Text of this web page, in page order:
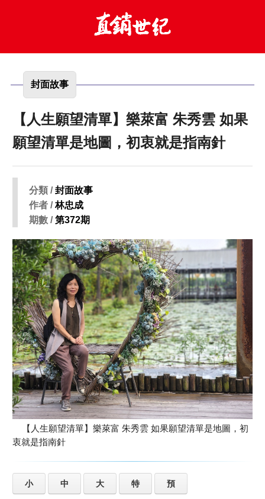
封面故事
【人生願望清單】樂萊富 朱秀雲 如果
願望清單是地圖，初衷就是指南針
分類 /封面故事
作者 /林忠成
期數 /第372期
【人生願望清單】樂萊富 朱秀雲 如果願望清單是地圖，初
衷就是指南針
小 中 大 特 預